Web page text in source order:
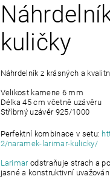
kuličky
Náhrdelník z krásných a
Velikost kamene 6 mm
Délka 45 cm včetně uzávěru
Stříbrný uzávěr 925/1000
Perfektní kombinace v setu:
2/naramek-larimar-kulicky/
Larimarodstraňuje strach a
jasné a konstruktivní